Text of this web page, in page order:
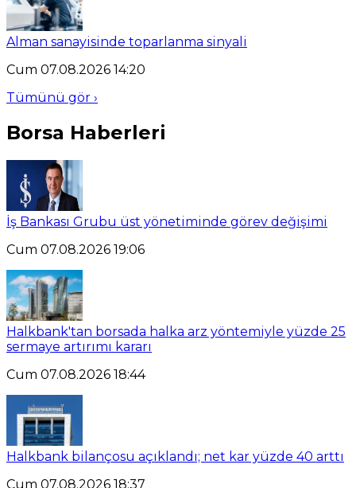
Alman sanayisinde toparlanma sinyali
Cum 07.08.2026 14:20
Tümünü gör ›
Borsa Haberleri
İş Bankası Grubu üst yönetiminde görev değişimi
Cum 07.08.2026 19:06
Halkbank'tan borsada halka arz yöntemiyle yüzde 25
sermaye artırımı kararı
Cum 07.08.2026 18:44
Halkbank bilançosu açıklandı; net kar yüzde 40 arttı
Cum 07.08.2026 18:37